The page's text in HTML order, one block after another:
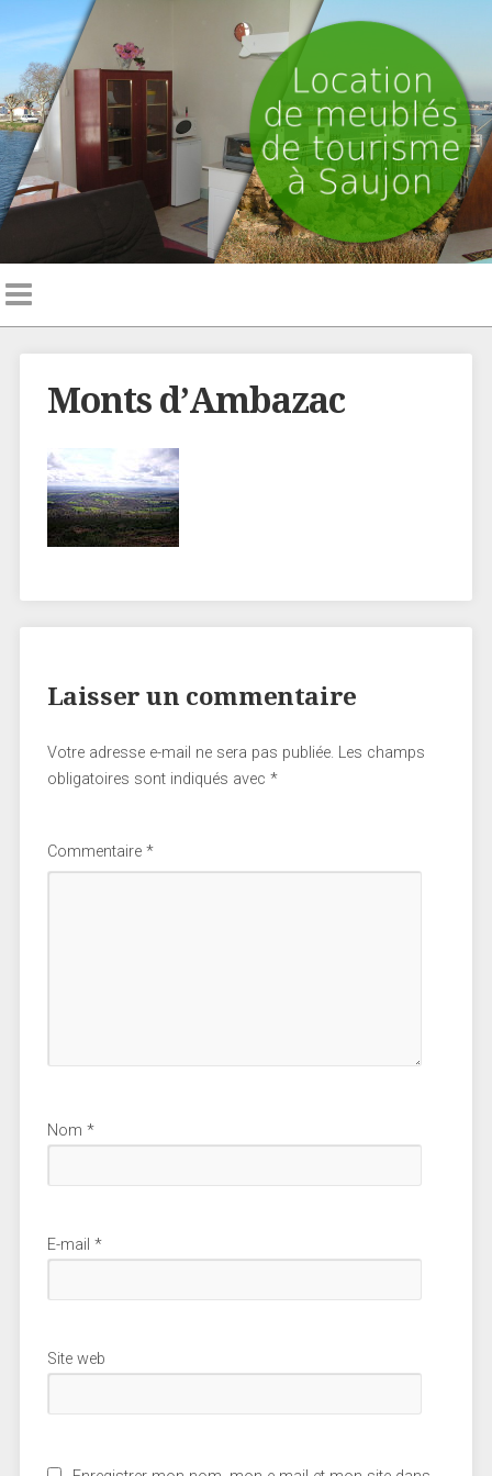
Monts d’Ambazac
Laisser un commentaire
Votre adresse e-mail ne sera pas publiée. Les champs
obligatoires sont indiqués avec *
Commentaire *
Nom *
E-mail *
Site web